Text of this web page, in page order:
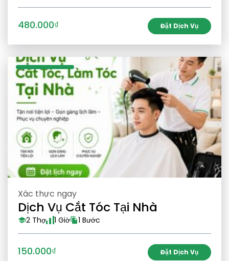
480.000₫ Đặt Dịch Vụ
Xác thực ngay
Dịch Vụ Cắt Tóc Tại Nhà
2 Thợ 1 Giờ 1 Bước
150.000₫ Đặt Dịch Vụ